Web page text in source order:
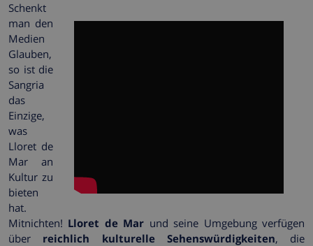
Schenkt
man den
Medien
Glauben,
so ist die
Sangria
das
Einzige,
was
Lloret de
Mar an
Kultur zu
bieten
hat.
Mitnichten! Lloret de Mar und seine Umgebung verfügen
über reichlich kulturelle Sehenswürdigkeiten, die